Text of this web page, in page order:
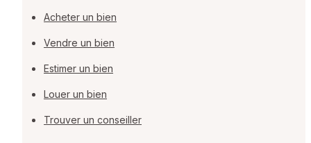
Acheter un bien
Vendre un bien
Estimer un bien
Louer un bien
Trouver un conseiller